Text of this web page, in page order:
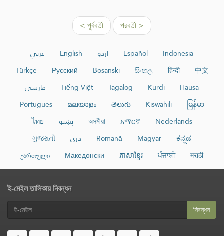
< পূর্ববর্তী পরবর্তী >
عربي English اردو Español
Indonesia
Türkçe
Русский Bosanski සිංහල हिन्दी
中文
فارسی
Tiếng Việt Tagalog Kurdî
Hausa
Português
മലയാളം తెలుగు Kiswahili
မြန်မာ
ไทย
پښتو অসমীয়া አማርኛ
Nederlands
ગુજરાતી
دری Română Magyar
ಕನ್ನಡ
ქართული
Македонски ភាសាខ្មែរ ਪੰਜਾਬੀ मराठी
ই-মেইল তালিকায় নিবন্ধন
নিবন্ধন